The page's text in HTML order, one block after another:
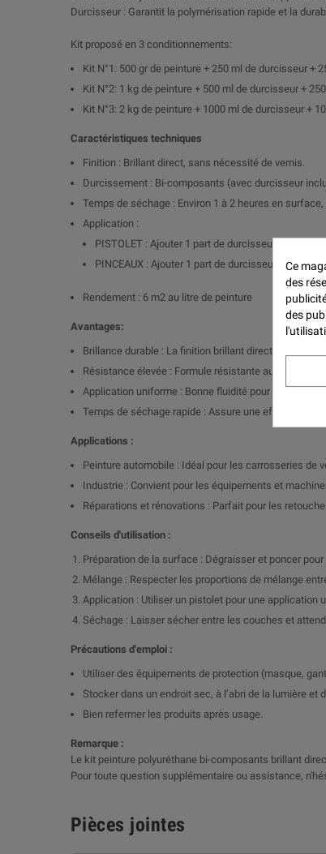
Durcisseur : Garantit la polymérisation rapide et la
Kit proposé en 3 conditionnements:
Kit N°1: 500 gr de peinture + 250 ml de durcisseur +
Kit N°2: 1 kg de peinture + 500 ml de durcisseur +
Kit N°3: 2 kg de peinture + 1000 ml de durcisseur +
Caractéristiques techniques
Finition : Brillant direct, sans nécessité de vernis.
Durcissement : Bi-composants (avec durcisseur
Temps de séchage : Environ 1 à 2 heures en
Application :
PISTOLET : Ajouter 1 part de durcisseur pour 2
PINCEAUX : Ajouter 1 part de durcisseur pour 2
Rendement : 6 m2 au litre de peinture
Avantages:
Brillance durable : La finition brillant direct assure
Résistance élevée : Formule résistante aux
Application uniforme : Bonne fluidité pour une
Temps de séchage rapide : Assure une efficacité
Applications :
Peinture automobile : Idéal pour les carrosseries de
Industrie : Convient pour les équipements et
Réparations et rénovations : Parfait pour les
Conseils d'utilisation :
Préparation de la surface : Dégraisser et poncer
Mélange : Respecter les proportions de mélange
Application : Utiliser un pistolet pour une application
Séchage : Laisser sécher entre les couches et
Précautions d'emploi :
Utiliser des équipements de protection (masque,
Stocker dans un endroit sec, à l’abri de la lumière et
Bien refermer les produits après usage.
Remarque :
Le kit peinture polyuréthane bi-composants brillant
Pour toute question supplémentaire ou assistance,
Pièces jointes
Ce
des
des